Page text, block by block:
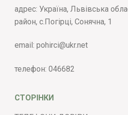
адрес: Україна, Львівська
район, с.Погірці, Сонячна, 1
email: pohirci@ukr.net
телефон: 046682
СТОРІНКИ